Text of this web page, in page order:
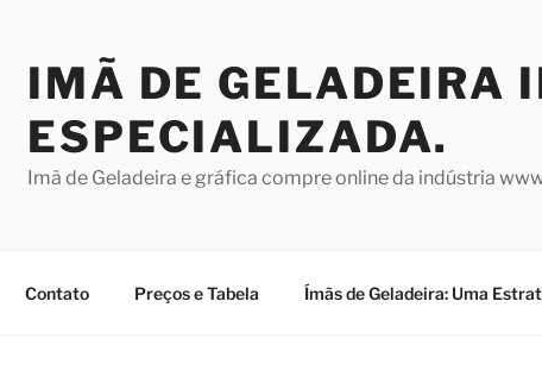
IMÃ DE GELADEIRA
ESPECIALIZADA.
Imã de Geladeira e gráfica compre online da indústria
Contato Preços e Tabela Ímãs de Geladeira: Uma